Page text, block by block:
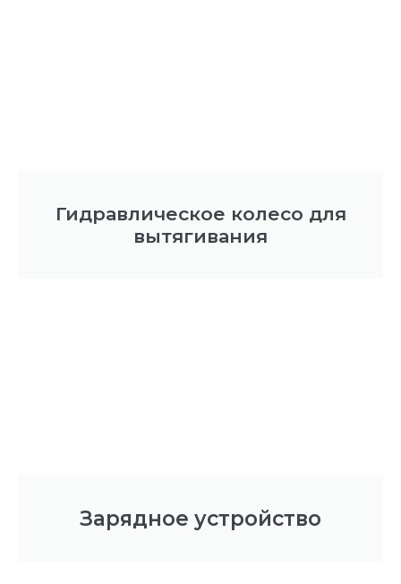
Гидравлическое колесо для
вытягивания
Зарядное устройство